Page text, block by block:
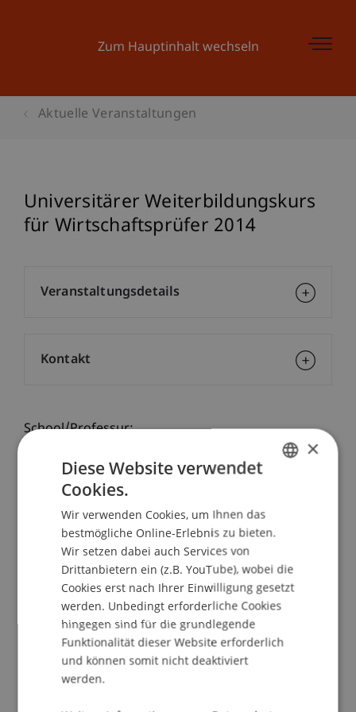
Zum Hauptinhalt wechseln
Aktuelle Veranstaltungen
Universitärer Weiterbildungskurs
für Wirtschaftsprüfer 2014
School/Professur:
Dieser universitäre Weiterbildungskurs richtet
sich an angehende WirtschaftsprüferInnen, um
Ihnen die in Liechtenstein spezifischen Inhalte zu
vermitteln, welche für die Vorbereitung auf die
liechtensteinische Prüfung für Wirtschaftsprüfer
im Sinne der Verordnung vom 3. Oktober 1995
über die Zulassungsprüfung für
Wirtschaftsprüfer (Prüfungsreglement)
erforderlich sind. Die erforderlichen Kenntnisse
erlangen Sie in jeweils 2 x 2 Kurstagen in den
folgenden Bereichen:
Veranstaltungsdetails
Kontakt
×
Diese Website verwendet
Cookies.
Wir verwenden Cookies, um Ihnen das
bestmögliche Online-Erlebnis zu bieten.
Wir setzen dabei auch Services von
Drittanbietern ein (z.B. YouTube), wobei die
Cookies erst nach Ihrer Einwilligung gesetzt
werden. Unbedingt erforderliche Cookies
hingegen sind für die grundlegende
Funktionalität dieser Website erforderlich
und können somit nicht deaktiviert
werden.